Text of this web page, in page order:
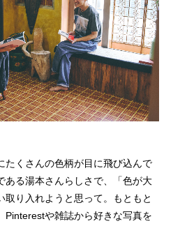
たくさんの色柄が目に飛び込んで
ある湯本さんらしさで、「色が大
取り入れようと思って。もともと
Pinterestや雑誌から好きな写真を